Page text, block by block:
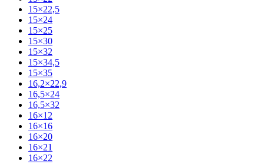
15×22,5
15×24
15×25
15×30
15×32
15×34,5
15×35
16,2×22,9
16,5×24
16,5×32
16×12
16×16
16×20
16×21
16×22